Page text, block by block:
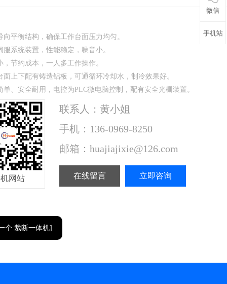
向平衡结构，确保工作台面压力均匀。
服系统装置，性能稳定，噪音小。
，节约成本，一人多工作操作。
面上下配有铸造铝板，可通循环冷却水，制冷效果好。
单、安全耐用，电控为PLC微电脑控制，配有安全光栅装置。
网站
联系人：黄小姐
手机：136-0969-8250
邮箱：huajiajixie@126.com
在线留言 立即咨询
个:裁断一体机]
微信
手机站